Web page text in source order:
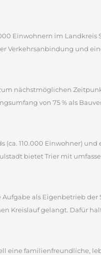
Einwohnern im
Verkehrsanbindung und
nächstmöglichen
von 75 % als
(ca. 110.000 Einwohner)
bietet Trier mit
als Eigenbetrieb
Kreislauf gelangt. Dafür
eine familienfreundliche,